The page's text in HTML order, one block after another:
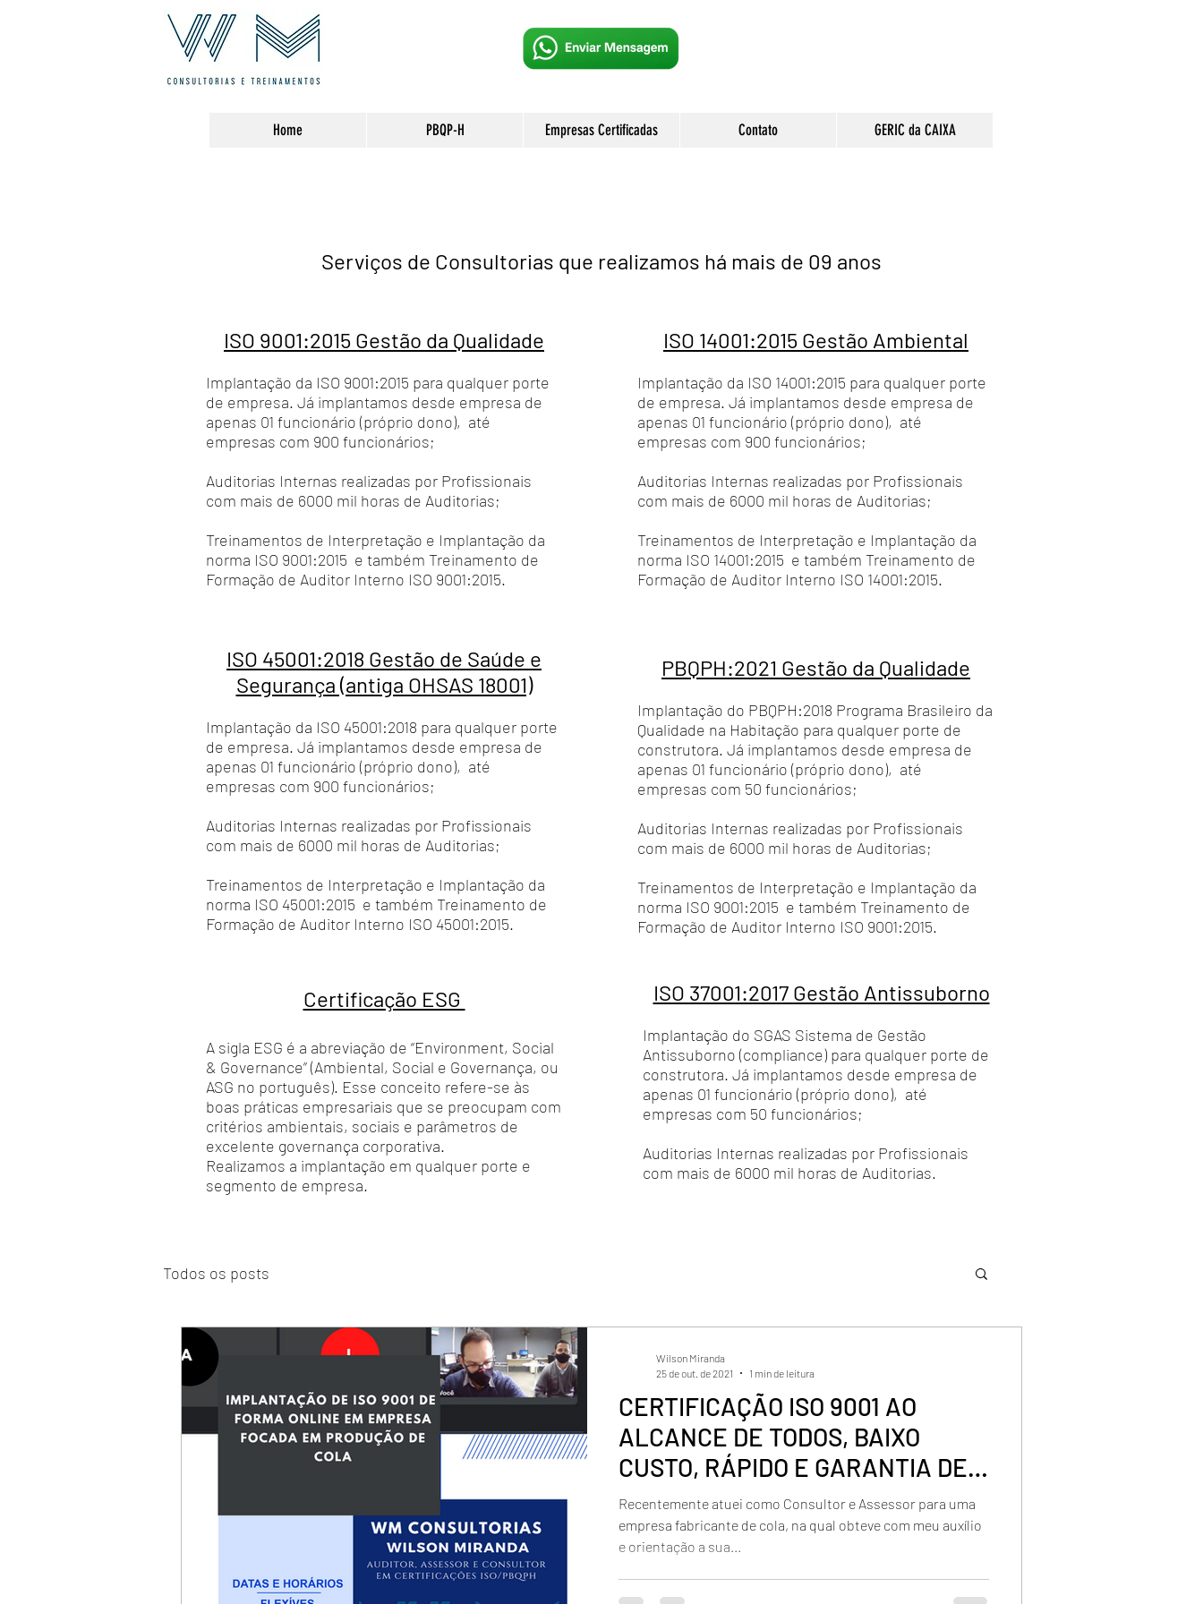
Home PBQP-H Empresas Certificadas Contato GERIC da CAIXA
Serviços de Consultorias que realizamos há mais de 09 anos
ISO 9001:2015 Gestão da Qualidade
Implantação da ISO 9001:2015 para qualquer porte
de empresa. Já implantamos desde empresa de
apenas 01 funcionário (próprio dono), até
empresas com 900 funcionários;
Auditorias Internas realizadas por Profissionais
com mais de 6000 mil horas de Auditorias;
Treinamentos de Interpretação e Implantação da
norma ISO 9001:2015 e também Treinamento de
Formação de Auditor Interno ISO 9001:2015.
ISO 14001:2015 Gestão Ambiental
Implantação da ISO 14001:2015 para qualquer porte
de empresa. Já implantamos desde empresa de
apenas 01 funcionário (próprio dono), até
empresas com 900 funcionários;
Auditorias Internas realizadas por Profissionais
com mais de 6000 mil horas de Auditorias;
Treinamentos de Interpretação e Implantação da
norma ISO 14001:2015 e também Treinamento de
Formação de Auditor Interno ISO 14001:2015.
ISO 45001:2018 Gestão de Saúde e
Segurança (antiga OHSAS 18001)
Implantação da ISO 45001:2018 para qualquer porte
de empresa. Já implantamos desde empresa de
apenas 01 funcionário (próprio dono), até
empresas com 900 funcionários;
Auditorias Internas realizadas por Profissionais
com mais de 6000 mil horas de Auditorias;
Treinamentos de Interpretação e Implantação da
norma ISO 45001:2015 e também Treinamento de
Formação de Auditor Interno ISO 45001:2015.
PBQPH:2021 Gestão da Qualidade
Implantação do PBQPH:2018 Programa Brasileiro da
Qualidade na Habitação para qualquer porte de
construtora. Já implantamos desde empresa de
apenas 01 funcionário (próprio dono), até
empresas com 50 funcionários;
Auditorias Internas realizadas por Profissionais
com mais de 6000 mil horas de Auditorias;
Treinamentos de Interpretação e Implantação da
norma ISO 9001:2015 e também Treinamento de
Formação de Auditor Interno ISO 9001:2015.
Certificação ESG
A sigla ESG é a abreviação de “Environment, Social
& Governance” (Ambiental, Social e Governança, ou
ASG no português). Esse conceito refere-se às
boas práticas empresariais que se preocupam com
critérios ambientais, sociais e parâmetros de
excelente governança corporativa.
Realizamos a implantação em qualquer porte e
segmento de empresa.
ISO 37001:2017 Gestão Antissuborno
Implantação do SGAS Sistema de Gestão
Antissuborno (compliance) para qualquer porte de
construtora. Já implantamos desde empresa de
apenas 01 funcionário (próprio dono), até
empresas com 50 funcionários;
Auditorias Internas realizadas por Profissionais
com mais de 6000 mil horas de Auditorias.
Todos os posts
CERTIFICAÇÃO ISO 9001 AO
ALCANCE DE TODOS, BAIXO
CUSTO, RÁPIDO E GARANTIA DE
APROVAÇÃO
Recentemente atuei como Consultor e Assessor para uma
empresa fabricante de cola, na qual obteve com meu auxílio
e orientação a sua...
Wilson Miranda
25 de out. de 2021
1 min de leitura